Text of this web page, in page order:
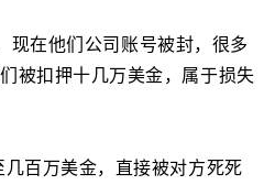
现在他们公司账号被封，很多
被扣押十几万美金，属于损失
几百万美金，直接被对方死死